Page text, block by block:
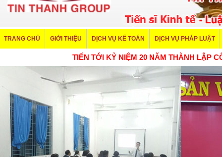
TRANG CHỦ GIỚI THIỆU DỊCH VỤ KẾ TOÁN DỊCH VỤ PHÁP LUẬT
TIẾN TỚI KỶ NIỆM 20 NĂM THÀNH LẬP CÔNG